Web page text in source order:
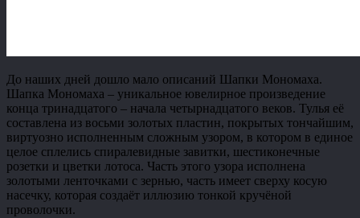
До наших дней дошло мало описаний Шапки Мономаха.
Шапка Мономаха – уникальное ювелирное произведение
конца тринадцатого – начала четырнадцатого веков. Тулья её
составлена из восьми золотых пластин, покрытых тончайшим,
виртуозно исполненным сложным узором, в котором в единое
целое сплелись спиралевидные завитки, шестиконечные
розетки и цветки лотоса. Часть этого узора исполнена
золотыми ленточками с зернью, часть имеет сверху косую
насечку, которая создаёт иллюзию тонкой кручёной
проволочки.